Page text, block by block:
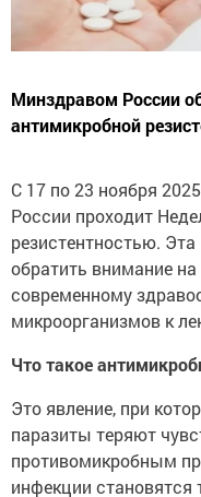
Минздравом России
антимикробной
С 17 по 23 ноября
России проходит
резистентностью.
обратить внимание
современному
микроорганизмов к
Что такое
Это явление, при
паразиты теряют
противомикробным
инфекции